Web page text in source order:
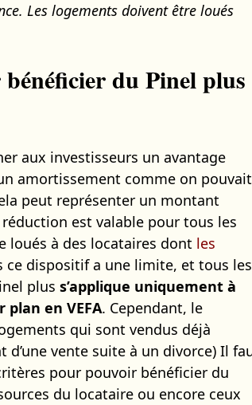
Les logements doivent être loués
du Pinel plus
aux investisseurs un avantage
amortissement comme on pouvait
peut représenter un montant
est valable pour tous les
loués à des locataires dont les
ce dispositif a une limite, et tous les
plus s’applique uniquement à
en VEFA. Cependant, le
qui sont vendus déjà
vente suite à un divorce) Il
pour pouvoir bénéficier du
du locataire ou encore ceux